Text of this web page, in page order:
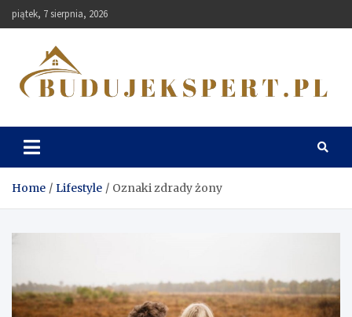
Skip
to
piątek, 7 sierpnia, 2026
Budujekspert
Home Lifestyle Oznaki zdrady żony